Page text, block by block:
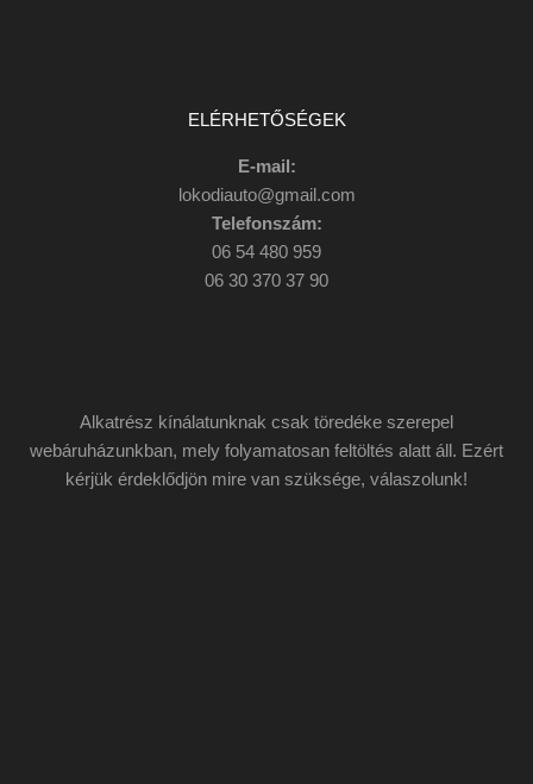
ELÉRHETŐSÉGEK
E-mail:
lokodiauto@gmail.com
Telefonszám:
06 54 480 959
06 30 370 37 90
Alkatrész kínálatunknak csak töredéke szerepel
webáruházunkban, mely folyamatosan feltöltés alatt áll. Ezért
kérjük érdeklődjön mire van szüksége, válaszolunk!